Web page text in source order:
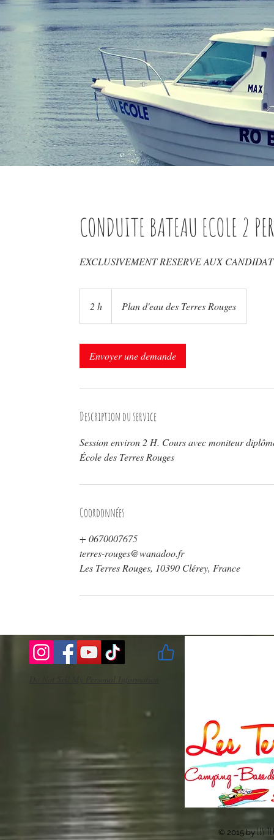
CONDUITE BATEAU ECOLE 2
EXCLUSIVEMENT RESERVE AUX
2 h
h
Plan d'eau des Terres Rouges
Envoyer une demande
Description du service
Session environ 2 H. Cours avec moniteur
École des Terres Rouges
Coordonnées
+ 0670007675
terres-rouges@wanadoo.fr
Les Terres Rouges, 10390 Clérey, France
© 2015 byLES